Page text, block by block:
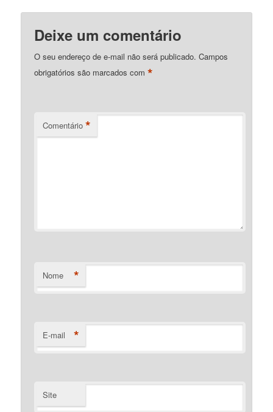
Deixe um comentário
O seu endereço de e-mail não será publicado. Campos
obrigatórios são marcados com*
Comentário *
Nome *
E-mail *
Site